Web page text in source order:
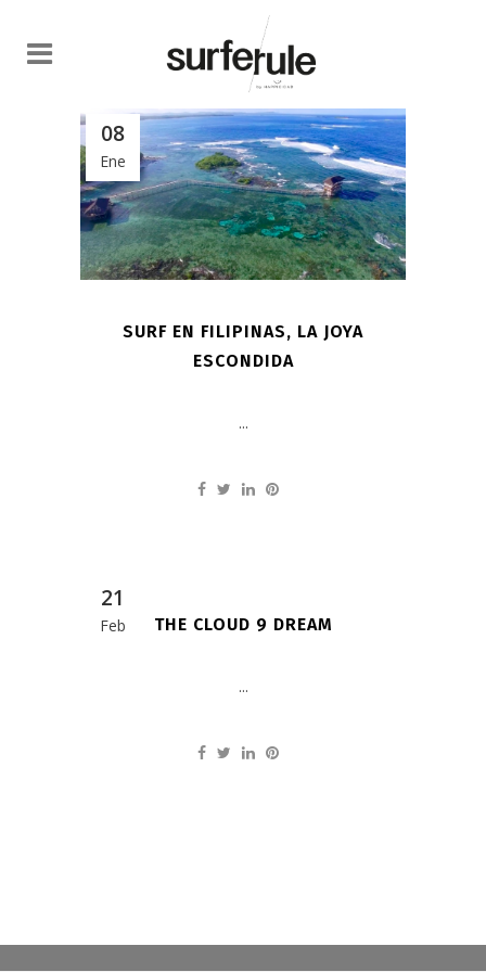
08
Ene
SURF EN FILIPINAS, LA JOYA
ESCONDIDA
...
21
Feb THE CLOUD 9 DREAM
...